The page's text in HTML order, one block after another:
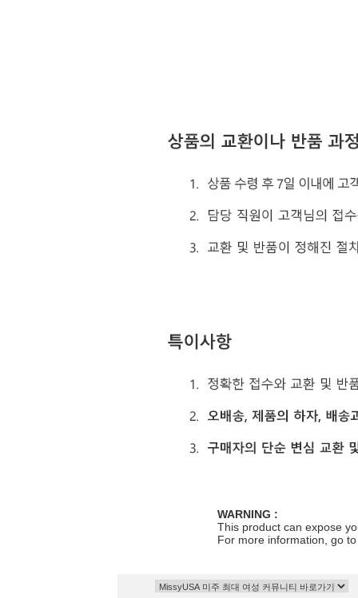
WARNING :
This product can expose
For more information, go